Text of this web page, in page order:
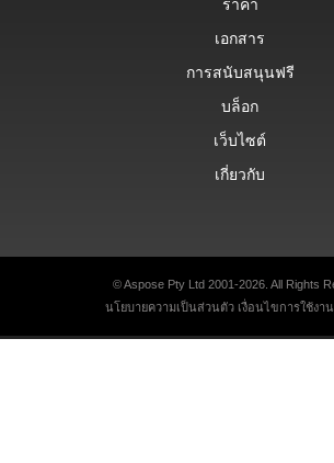
เอกสาร
การสนับสนุนฟรี
บล็อก
เว็บไซต์
เกี่ยวกับ
© Aspose Pty Ltd 2001-2026. All Rights
นโยบายความเป็นส่วนตัว เงื่อนไขการใช้งาน